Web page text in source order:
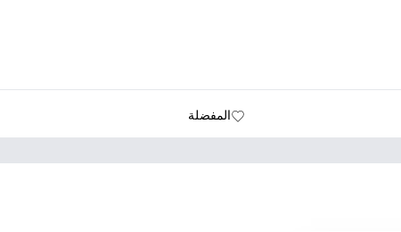
المفضلة